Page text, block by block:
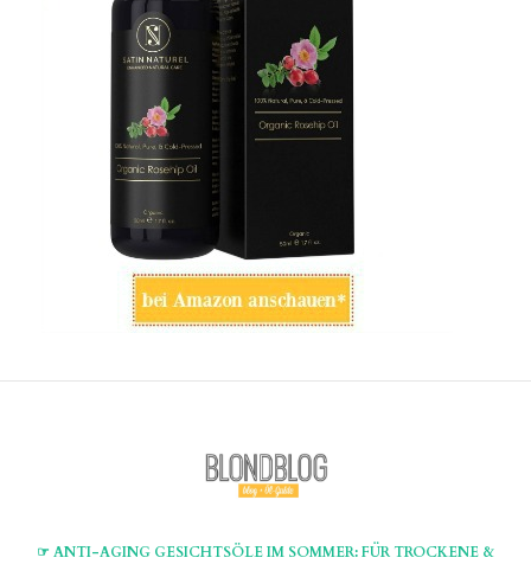
☞ ANTI-AGING GESICHTSÖLE IM SOMMER: FÜR TROCKENE &